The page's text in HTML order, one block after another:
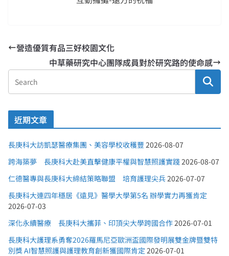
營造優質有品三好校園文化
中草藥研究中心團隊成員對於研究路的使命感
近期文章
長庚科大訪凱瑟醫療集團、美容學校收穫豐 2026-08-07
跨海築夢 長庚科大赴美直擊健康平權與智慧照護實踐 2026-08-07
仁德醫專與長庚科大締結策略聯盟 培育護理尖兵 2026-07-07
長庚科大連四年穩居《遠見》醫學大學第5名 辦學實力再獲肯定
2026-07-03
深化永續醫療 長庚科大攜菲、印頂尖大學跨國合作 2026-07-01
長庚科大護理系勇奪2026羅馬尼亞歐洲盃國際發明展雙金牌暨雙特
別獎 AI智慧照護與護理教育創新獲國際肯定 2026-07-01